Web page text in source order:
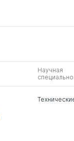
Научная